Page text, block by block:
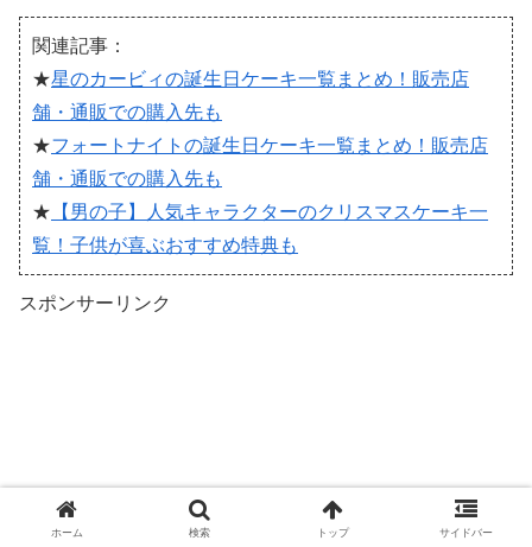
関連記事：
★星のカービィの誕生日ケーキ一覧まとめ！販売店
舗・通販での購入先も
★フォートナイトの誕生日ケーキ一覧まとめ！販売店
舗・通販での購入先も
★ 【男の子】人気キャラクターのクリスマスケーキ一
覧！子供が喜ぶおすすめ特典も
スポンサーリンク
ホーム 検索 トップ サイドバー